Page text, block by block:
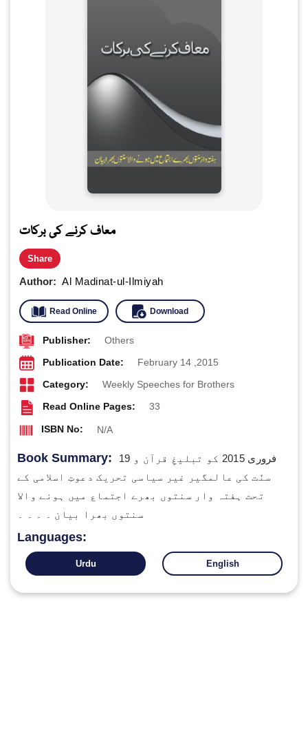
معاف کرنے کی برکات
Share
Author: Al Madinat-ul-Ilmiyah
Read Online Download
Publisher: Others
Publication Date: February 14 ,2015
Category: Weekly Speeches for Brothers
Read Online Pages: 33
ISBN No: N/A
Book Summary:
19 فروری 2015 کو تبلیغِ قرآن و
سنّت کی عالمگیر غیر سیاسی تحریک دعوتِ اسلامی کے
تحت ہفتہ وار سنتوں بھرے اجتماع میں ہونے والا
سنتوں بھرا بیان ۔ ۔ ۔ ۔
Languages:
Urdu English